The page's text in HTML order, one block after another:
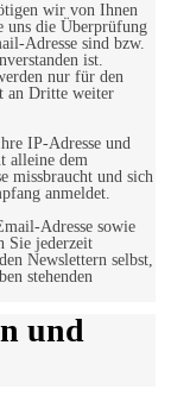
wir von Ihnen
uns die Überprüfung
Adresse sind bzw.
ist.
nur für den
an Dritte weiter
IP-Adresse und
alleine dem
missbraucht und sich
anmeldet.
Adresse sowie
Sie jederzeit
Newslettern selbst,
stehenden
und